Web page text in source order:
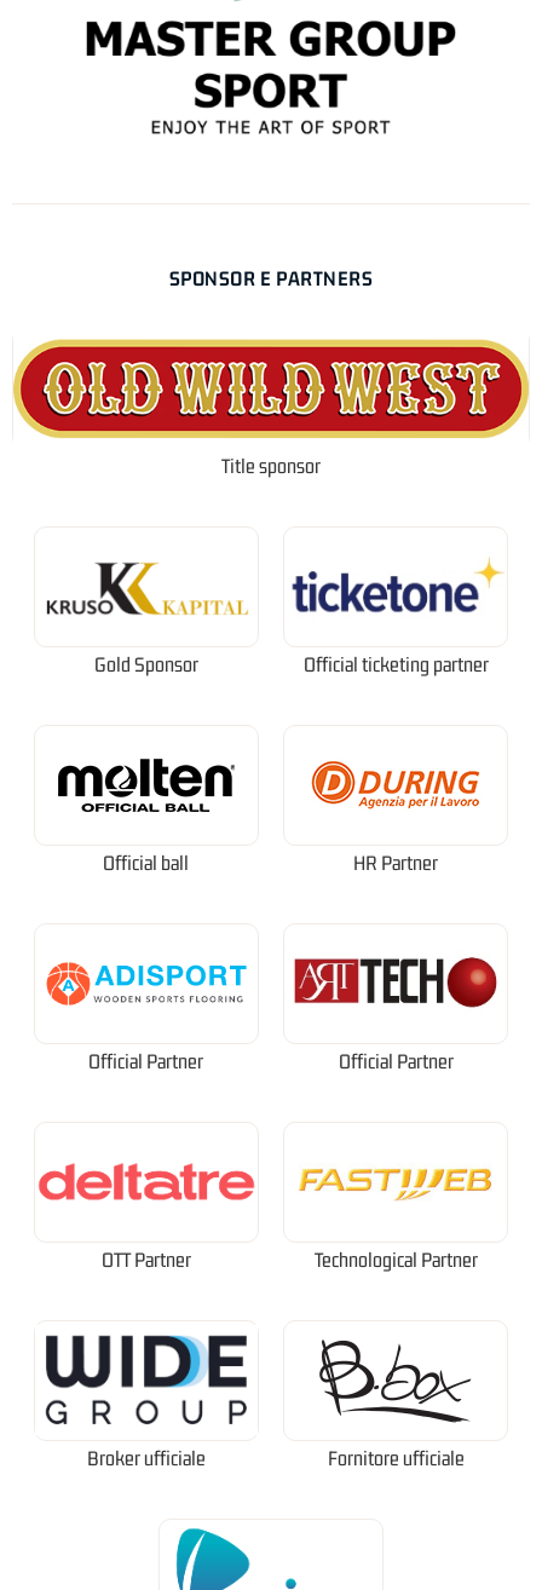
SPONSOR E PARTNERS
Title sponsor
Gold Sponsor Official ticketing partner
Official ball HR Partner
Official Partner Official Partner
OTT Partner Technological Partner
Broker ufficiale Fornitore ufficiale